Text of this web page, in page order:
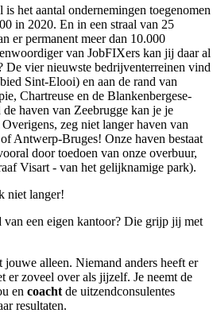
het aantal ondernemingen toegenomen
in 2020. En in een straal van 25
er permanent meer dan 10.000
van JobFIXers kan jij daar al
De vier nieuwste bedrijventerreinen vind
Sint-Elooi) en aan de rand van
Chartreuse en de Blankenbergese-
haven van Zeebrugge kan je je
zeg niet langer haven van
Antwerp-Bruges! Onze haven bestaat
door toedoen van onze overbuur,
Visart - van het gelijknamige park).
niet langer!
van een eigen kantoor? Die grijp jij met
alleen. Niemand anders heeft er
er zoveel over als jijzelf. Je neemt de
en coacht de uitzendconsulentes
resultaten.